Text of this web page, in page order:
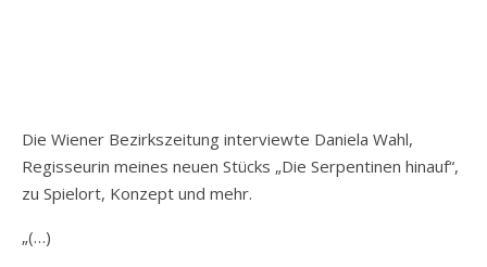
Die Wiener Bezirkszeitung interviewte Daniela Wahl,
Regisseurin meines neuen Stücks „Die Serpentinen hinauf“,
zu Spielort, Konzept und mehr.
„(…)